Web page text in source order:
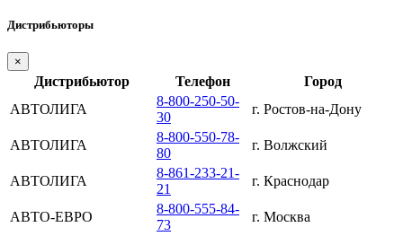
Дистрибьюторы
×
Дистрибьютор Телефон
Город
АВТОЛИГА
8-800-250-50-
30
г. Ростов-на-Дону
АВТОЛИГА
8-800-550-78-
80
г. Волжский
АВТОЛИГА
8-861-233-21-
21
г. Краснодар
АВТО-ЕВРО
8-800-555-84-
73
г. Москва